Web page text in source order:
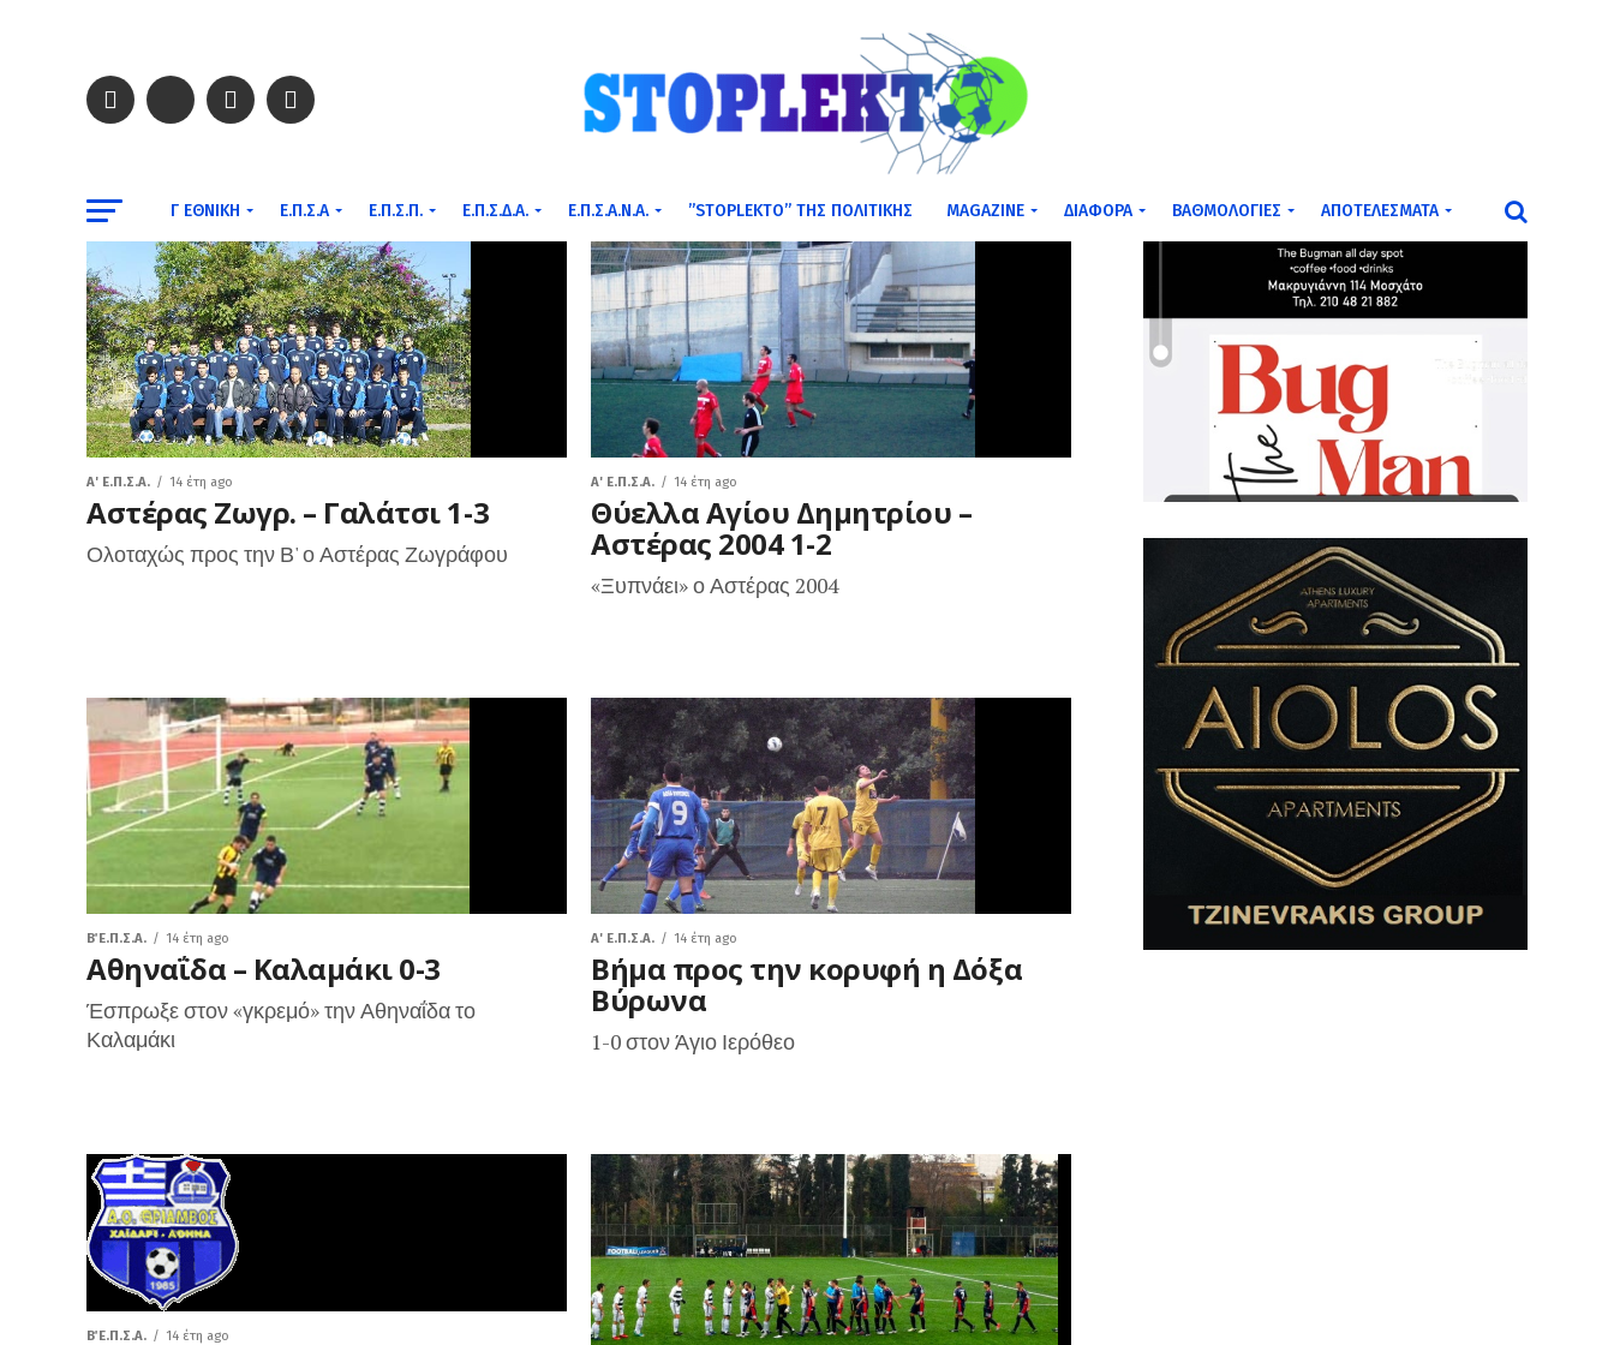
Γ ΕΘΝΙΚΉ Ε.Π.Σ.Α Ε.Π.Σ.Π. Ε.Π.Σ.Δ.Α. Ε.Π.Σ.Α.Ν.Α. ”STOPLEKTO” ΤΗΣ ΠΟΛΙΤΙΚΗΣ MAGAZINE ΔΙΆΦΟΡΑ ΒΑΘΜΟΛΟΓΊΕΣ ΑΠΟΤΕΛΈΣΜΑΤΑ
A' Ε.Π.Σ.Α. 14 έτη ago
Αστέρας Ζωγρ. – Γαλάτσι 1-3
Ολοταχώς προς την Β' ο Αστέρας Ζωγράφου
A' Ε.Π.Σ.Α. 14 έτη ago
Θύελλα Αγίου Δημητρίου –
Αστέρας 2004 1-2
«Ξυπνάει» ο Αστέρας 2004
Β΄ Ε.Π.Σ.Α. 14 έτη ago
Αθηναΐδα – Καλαμάκι 0-3
Έσπρωξε στον «γκρεμό» την Αθηναΐδα το
Καλαμάκι
A' Ε.Π.Σ.Α. 14 έτη ago
Βήμα προς την κορυφή η Δόξα
Βύρωνα
1-0 στον Άγιο Ιερόθεο
Β΄ Ε.Π.Σ.Α. 14 έτη ago